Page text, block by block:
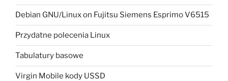
Debian GNU/Linux on Fujitsu Siemens Esprimo V6515
Przydatne polecenia Linux
Tabulatury basowe
Virgin Mobile kody USSD